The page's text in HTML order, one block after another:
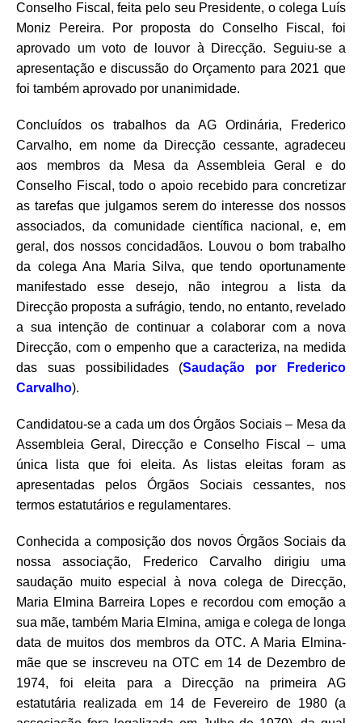
Conselho Fiscal, feita pelo seu Presidente, o colega Luís
Moniz Pereira. Por proposta do Conselho Fiscal, foi
aprovado um voto de louvor à Direcção. Seguiu-se a
apresentação e discussão do Orçamento para 2021 que
foi também aprovado por unanimidade.
Concluídos os trabalhos da AG Ordinária, Frederico
Carvalho, em nome da Direcção cessante, agradeceu
aos membros da Mesa da Assembleia Geral e do
Conselho Fiscal, todo o apoio recebido para concretizar
as tarefas que julgamos serem do interesse dos nossos
associados, da comunidade científica nacional, e, em
geral, dos nossos concidadãos. Louvou o bom trabalho
da colega Ana Maria Silva, que tendo oportunamente
manifestado esse desejo, não integrou a lista da
Direcção proposta a sufrágio, tendo, no entanto, revelado
a sua intenção de continuar a colaborar com a nova
Direcção, com o empenho que a caracteriza, na medida
das suas possibilidades (Saudação por Frederico
Carvalho).
Candidatou-se a cada um dos Órgãos Sociais – Mesa da
Assembleia Geral, Direcção e Conselho Fiscal – uma
única lista que foi eleita. As listas eleitas foram as
apresentadas pelos Órgãos Sociais cessantes, nos
termos estatutários e regulamentares.
Conhecida a composição dos novos Órgãos Sociais da
nossa associação, Frederico Carvalho dirigiu uma
saudação muito especial à nova colega de Direcção,
Maria Elmina Barreira Lopes e recordou com emoção a
sua mãe, também Maria Elmina, amiga e colega de longa
data de muitos dos membros da OTC. A Maria Elmina-
mãe que se inscreveu na OTC em 14 de Dezembro de
1974, foi eleita para a Direcção na primeira AG
estatutária realizada em 14 de Fevereiro de 1980 (a